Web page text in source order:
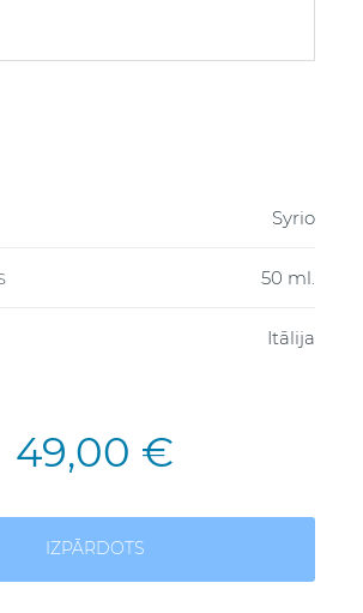
Syrio
50 ml.
Itālija
49,00 €
IZPĀRDOTS